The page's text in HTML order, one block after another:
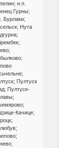
н.п.
Гурны;
Бурлаки;
Нута
Пултуск
Пултуск-
Качице;